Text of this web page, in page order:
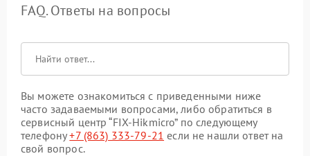
FAQ. Ответы на вопросы
Вы можете ознакомиться с приведенными ниже
часто задаваемыми вопросами, либо обратиться в
сервисный центр “FIX-Hikmicro” по следующему
телефону+7 (863) 333-79-21 если не нашли ответ на
свой вопрос.